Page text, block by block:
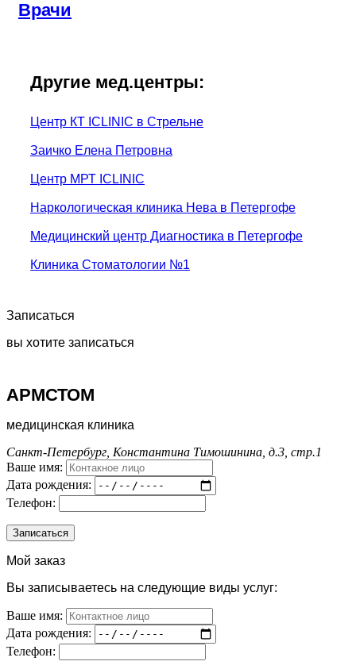
Врачи
Другие мед.центры:
Центр КТ ICLINIC в Стрельне
Заичко Елена Петровна
Центр МРТ ICLINIC
Наркологическая клиника Нева в Петергофе
Медицинский центр Диагностика в Петергофе
Клиника Стоматологии №1
Записаться
вы хотите записаться
АРМСТОМ
медицинская клиника
Санкт-Петербург, Константина Тимошинина, д.3, стр.1
Ваше имя:
Дата рождения:
Телефон:
Мой заказ
Вы записываетесь на следующие виды услуг:
Ваше имя:
Дата рождения:
Телефон: